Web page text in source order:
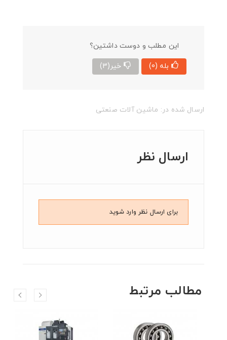
این مطلب و دوست داشتین؟
بله (0) خیر (3)
ارسال شده در: ماشین آلات صنعتی
ارسال نظر
برای ارسال نظر وارد شوید
مطالب مرتبط